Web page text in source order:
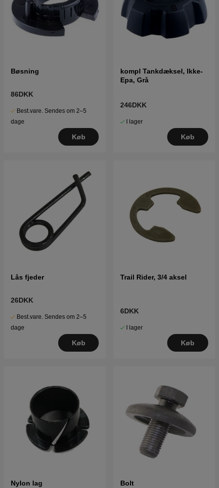
Bøsning
86DKK
Best.vare. Sendes om 2–5
dage
Køb
kompl Tankdæksel, Ikke-
Epa, Grå
246DKK
I lager
Køb
Lås fjeder
26DKK
Best.vare. Sendes om 2–5
dage
Køb
Trail Rider, 3/4 aksel
6DKK
I lager
Køb
Nylon lag Bolt